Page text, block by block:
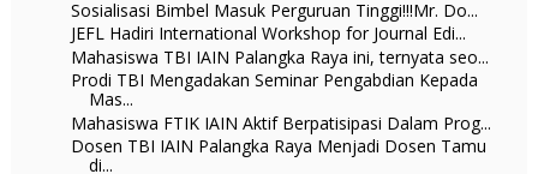
Sosialisasi Bimbel Masuk Perguruan Tinggi!!!Mr. Do...
JEFL Hadiri International Workshop for Journal Edi...
Mahasiswa TBI IAIN Palangka Raya ini, ternyata seo...
Prodi TBI Mengadakan Seminar Pengabdian Kepada
Mas...
Mahasiswa FTIK IAIN Aktif Berpatisipasi Dalam Prog...
Dosen TBI IAIN Palangka Raya Menjadi Dosen Tamu
di...